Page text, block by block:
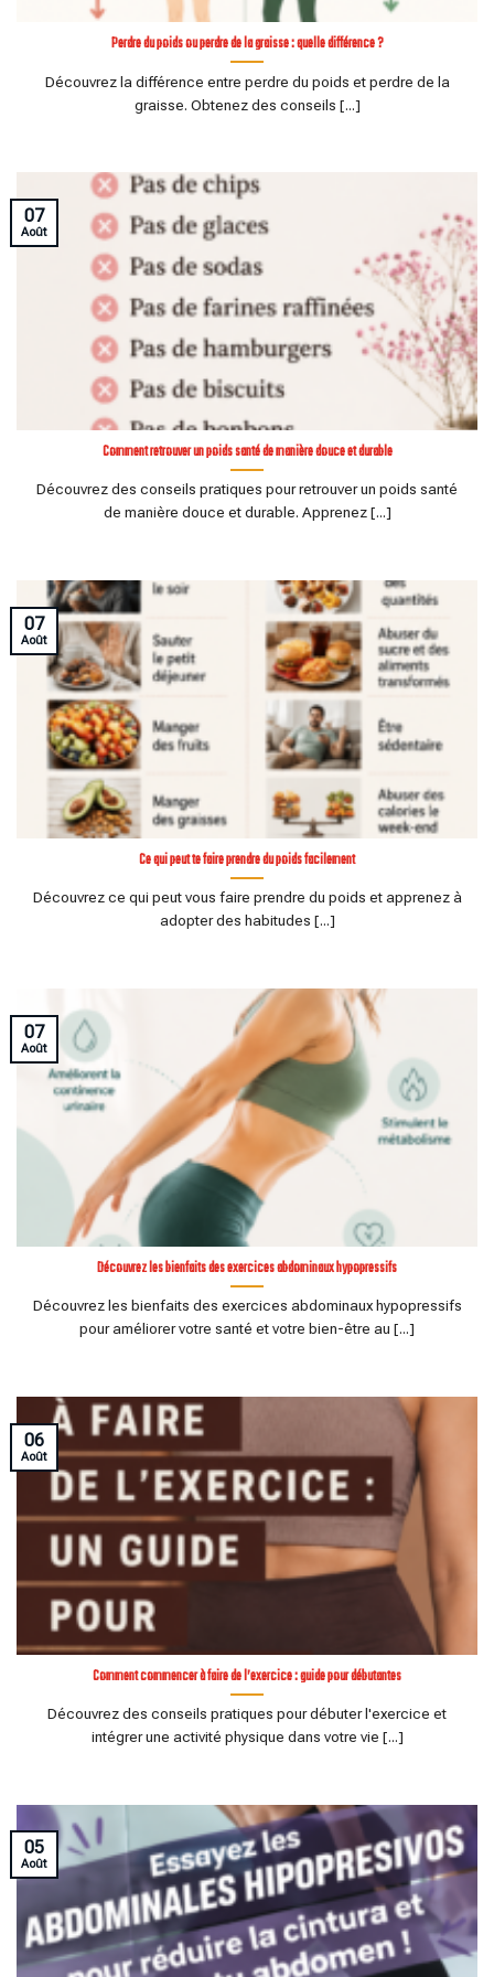
Perdre du poids ou perdre de la graisse : quelle différence ?
Découvrez la différence entre perdre du poids et perdre de la
graisse. Obtenez des conseils [...]
Comment retrouver un poids santé de manière douce et durable
Découvrez des conseils pratiques pour retrouver un poids santé
de manière douce et durable. Apprenez [...]
07
Août
Ce qui peut te faire prendre du poids facilement
Découvrez ce qui peut vous faire prendre du poids et apprenez à
adopter des habitudes [...]
07
Août
Découvrez les bienfaits des exercices abdominaux hypopressifs
Découvrez les bienfaits des exercices abdominaux hypopressifs
pour améliorer votre santé et votre bien-être au [...]
07
Août
Comment commencer à faire de l’exercice : guide pour débutantes
Découvrez des conseils pratiques pour débuter l'exercice et
intégrer une activité physique dans votre vie [...]
06
Août
05
Août